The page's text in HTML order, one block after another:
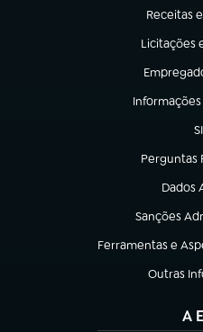
Receitas
(abre em
Licitações
(abre em
(abre em
Informações
(abre em
Perguntas
(abre em
Dados
(abre
Sanções
(abre em
Ferramentas e
(abre em nova aba)
Outras
(abre em
A